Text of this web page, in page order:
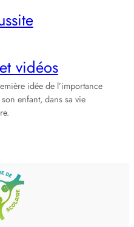
vidéos
idée de l’importance
enfant, dans sa vie